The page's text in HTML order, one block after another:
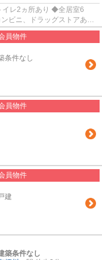
レ2ヵ所あり ◆全居室6
ビニ、ドラッグストアあり
えなし
員物件
条件なし
員物件
員物件
建
築条件なし